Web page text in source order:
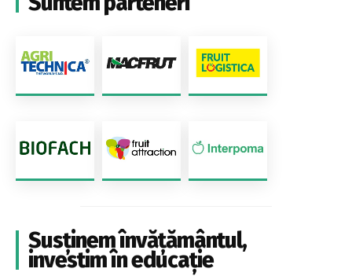
Susținem învățământul,
investim în educație